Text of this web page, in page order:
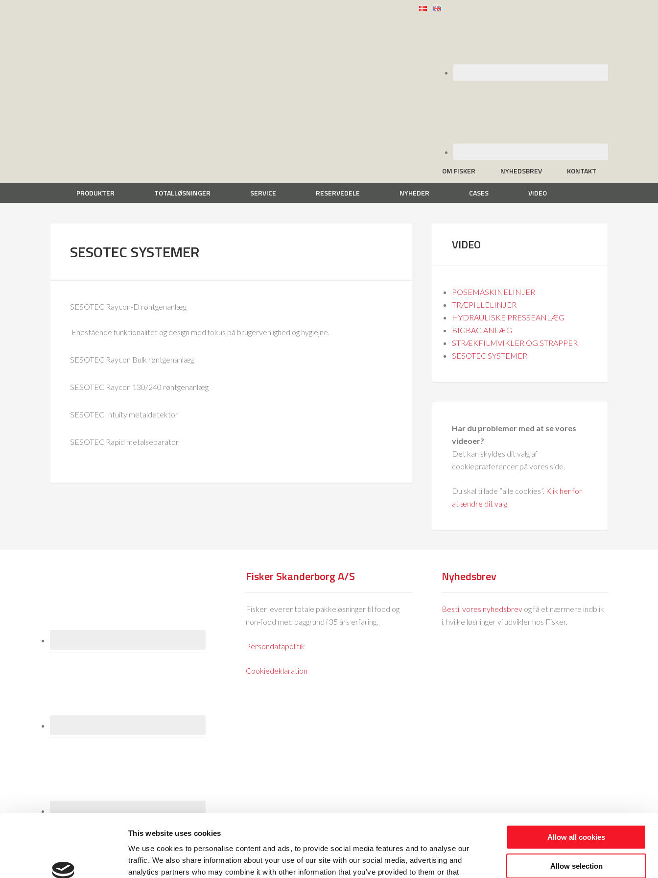
This website uses cookies
We use cookies to personalise content and ads, to provide social media features and to analyse our
traffic. We also share information about your use of our site with our social media, advertising and
analytics partners who may combine it with other information that you’ve provided to them or that
Allow all cookies
Allow selection
OM FISKER NYHEDSBREV KONTAKT
PRODUKTER TOTALLØSNINGER SERVICE RESERVEDELE NYHEDER CASES VIDEO
SESOTEC SYSTEMER
SESOTEC Raycon-D røntgenanlæg
Enestående funktionalitet og design med fokus på brugervenlighed og hygiejne.
SESOTEC Raycon Bulk røntgenanlæg
SESOTEC Raycon 130/240 røntgenanlæg
SESOTEC Intuity metaldetektor
SESOTEC Rapid metalseparator
VIDEO
POSEMASKINELINJER
TRÆPILLELINJER
HYDRAULISKE PRESSEANLÆG
BIGBAG ANLÆG
STRÆKFILMVIKLER OG STRAPPER
SESOTEC SYSTEMER
Har du problemer med at se vores
videoer?
Det kan skyldes dit valg af
cookiepræferencer på vores side.
Du skal tillade ”alle cookies”. Klik her for
at ændre dit valg.
Fisker Skanderborg A/S
Fisker leverer totale pakkeløsninger til food og
non-food med baggrund i 35 års erfaring.
Persondatapolitik
Cookiedeklaration
Nyhedsbrev
Bestil vores nyhedsbrev og få et nærmere indblik
i, hvilke løsninger vi udvikler hos Fisker.